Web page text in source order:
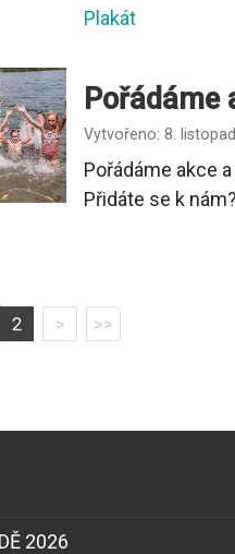
Plakát
Pořádáme
Vytvořeno: 8.
Pořádáme akce
Přidáte se k nám?
2
2026